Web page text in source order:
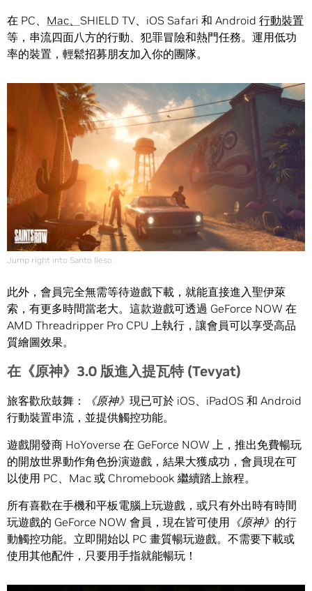
在 PC、 Mac、 SHIELD TV、iOS Safari 和 Android 行動裝置
等，串流四面八方的行動、犯罪冒險和熱門任務。運用低功
率的裝置，輕鬆招募朋友加入你的團隊。
Jump right into Santo Ileso.
此外，會員完全無需等待遊戲下載，就能直接進入聖伊萊
索，有更多時間當老大。這款遊戲可透過 GeForce NOW 在
AMD Threadripper Pro CPU 上執行，讓會員可以享受高品
質繪圖效果。
在《原神》 3.0 版進入提瓦特(Tevyat)
旅客歡欣鼓舞： 《原神》 現已可於 iOS、iPadOS 和 Android
行動裝置串流，並提供觸控功能。
遊戲開發商 HoYoverse 在 GeForce NOW 上，推出免費暢玩
的開放世界動作角色扮演遊戲，結果大獲成功，會員現在可
以使用 PC、Mac 或 Chromebook 繼續踏上旅程。
所有喜歡在手機和平板電腦上玩遊戲，或只有外出時有時間
玩遊戲的 GeForce NOW 會員，現在皆可使用 《原神》 的行
動觸控功能。立即開始以 PC 畫質暢玩遊戲。不需要下載或
使用其他配件，只要用手指就能暢玩！